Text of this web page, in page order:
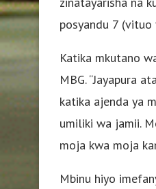
posyandu 7
Katika mkutano
MBG. “Jayapura
katika ajenda ya
umiliki wa jamii.
moja kwa moja
Mbinu hiyo